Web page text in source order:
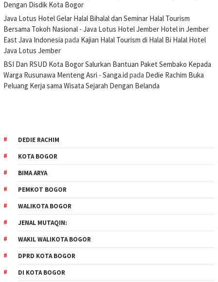
Dengan Disdik Kota Bogor
Java Lotus Hotel Gelar Halal Bihalal dan Seminar Halal Tourism
Bersama Tokoh Nasional - Java Lotus Hotel Jember Hotel in Jember
East Java Indonesia pada Kajian Halal Tourism di Halal Bi Halal Hotel
Java Lotus Jember
BSI Dan RSUD Kota Bogor Salurkan Bantuan Paket Sembako Kepada
Warga Rusunawa Menteng Asri - Sanga.id pada Dedie Rachim Buka
Peluang Kerja sama Wisata Sejarah Dengan Belanda
DEDIE RACHIM
KOTA BOGOR
BIMA ARYA
PEMKOT BOGOR
WALIKOTA BOGOR
JENAL MUTAQIN:
WAKIL WALIKOTA BOGOR
DPRD KOTA BOGOR
DI KOTA BOGOR